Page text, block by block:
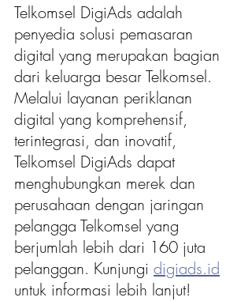
Telkomsel DigiAds adalah
penyedia solusi pemasaran
digital yang merupakan bagian
dari keluarga besar Telkomsel.
Melalui layanan periklanan
digital yang komprehensif,
terintegrasi, dan inovatif,
Telkomsel DigiAds dapat
menghubungkan merek dan
perusahaan dengan jaringan
pelangga Telkomsel yang
berjumlah lebih dari 160 juta
pelanggan. Kunjungi digiads.id
untuk informasi lebih lanjut!